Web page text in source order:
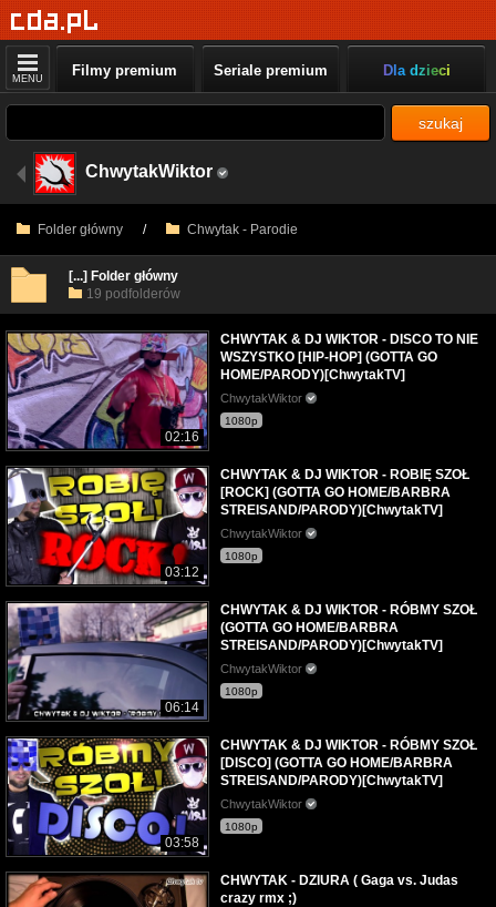
MENU Filmy premium Seriale premium Dla dzieci
szukaj
ChwytakWiktor
Folder główny / Chwytak - Parodie
[...] Folder główny
19 podfolderów
02:16
CHWYTAK & DJ WIKTOR - DISCO TO NIE
WSZYSTKO [HIP-HOP] (GOTTA GO
HOME/PARODY)[ChwytakTV]
ChwytakWiktor
1080p
03:12
CHWYTAK & DJ WIKTOR - ROBIĘ SZOŁ
[ROCK] (GOTTA GO HOME/BARBRA
STREISAND/PARODY)[ChwytakTV]
ChwytakWiktor
1080p
06:14
CHWYTAK & DJ WIKTOR - RÓBMY SZOŁ
(GOTTA GO HOME/BARBRA
STREISAND/PARODY)[ChwytakTV]
ChwytakWiktor
1080p
03:58
CHWYTAK & DJ WIKTOR - RÓBMY SZOŁ
[DISCO] (GOTTA GO HOME/BARBRA
STREISAND/PARODY)[ChwytakTV]
ChwytakWiktor
1080p
CHWYTAK - DZIURA ( Gaga vs. Judas
crazy rmx ;)